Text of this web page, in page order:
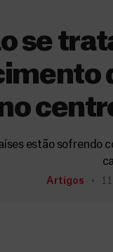
se
estão sofrendo
Artigos